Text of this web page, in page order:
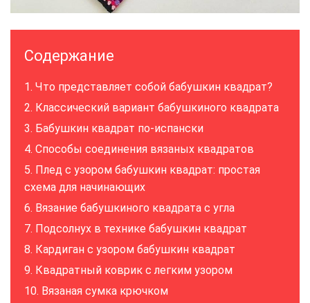
Содержание
Что представляет собой бабушкин квадрат?
Классический вариант бабушкиного квадрата
Бабушкин квадрат по-испански
Способы соединения вязаных квадратов
Плед с узором бабушкин квадрат: простая
схема для начинающих
Вязание бабушкиного квадрата с угла
Подсолнух в технике бабушкин квадрат
Кардиган с узором бабушкин квадрат
Квадратный коврик с легким узором
Вязаная сумка крючком